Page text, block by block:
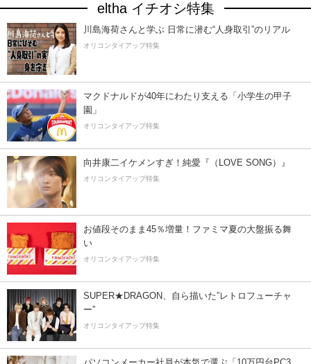
eltha イチオシ特集
川島海荷さんと学ぶ 日常に潜む“人身取引”のリアル
オリコンタイアップ特集
マクドナルドが40年にわたり支える「小学生の甲子
園」
オリコンタイアップ特集
向井康二イケメンすぎ！純愛『（LOVE SONG）』
オリコンタイアップ特集
お値段そのまま45％増量！ファミマ夏の大盤振る舞
い
オリコンタイアップ特集
SUPER★DRAGON、自ら描いた”レトロフューチャ
ー”
オリコンタイアップ特集